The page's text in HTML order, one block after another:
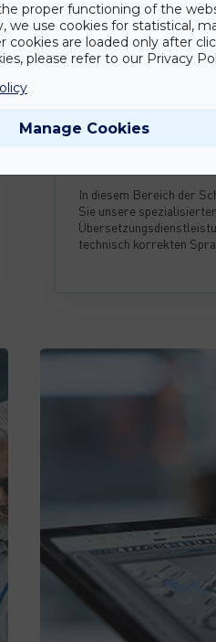
In diesem Bereich der
Sie unsere spezialisierten
technisch korrekten
proper functioning of the
we use cookies for statistical,
cookies are loaded only after
please refer to our Privacy
Manage Cookies